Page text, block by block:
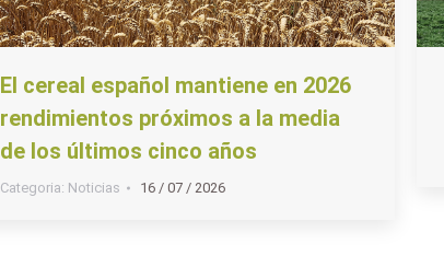
El cereal español mantiene en 2026
rendimientos próximos a la media
de los últimos cinco años
Categoria: Noticias 16 / 07 / 2026